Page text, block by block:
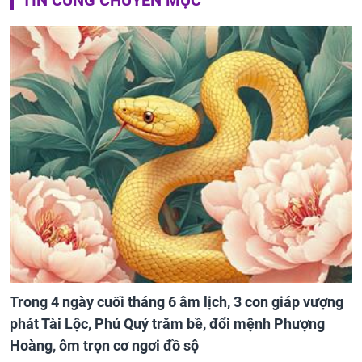
Trong 4 ngày cuối tháng 6 âm lịch, 3 con giáp vượng
phát Tài Lộc, Phú Quý trăm bề, đổi mệnh Phượng
Hoàng, ôm trọn cơ ngơi đồ sộ